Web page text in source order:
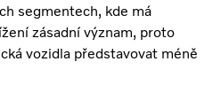
segmentech, kde má
zásadní význam, proto
vozidla představovat méně